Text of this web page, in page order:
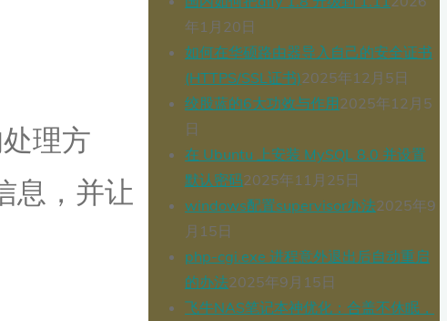
理方
息，并让
年1月20日
如何在华硕路由器导入自己的安全证书
(HTTPS/SSL证书)2025年12月5日
绞股蓝的6大功效与作用2025年12月5
日
在 Ubuntu 上安装 MySQL 8.0 并设置
默认密码2025年11月25日
windows配置supervisor办法2025年9
月15日
php-cgi.exe 进程意外退出后自动重启
的办法2025年9月15日
飞牛NAS笔记本神优化：合盖不休眠，